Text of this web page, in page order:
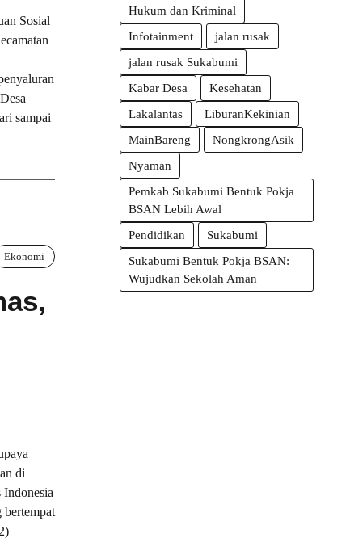
Sosial
sampai
Ekonomi
di
Indonesia
Hukum dan Kriminal
Infotainment
jalan rusak
jalan rusak Sukabumi
Kabar Desa
Kesehatan
Lakalantas
LiburanKekinian
MainBareng
NongkrongAsik
Nyaman
Pemkab Sukabumi Bentuk Pokja
BSAN Lebih Awal
Pendidikan
Sukabumi
Sukabumi Bentuk Pokja BSAN:
Wujudkan Sekolah Aman